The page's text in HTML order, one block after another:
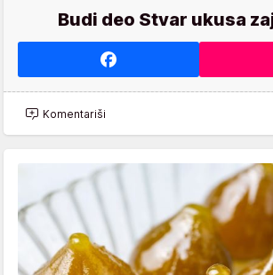
Budi deo Stvar ukusa
Komentariši